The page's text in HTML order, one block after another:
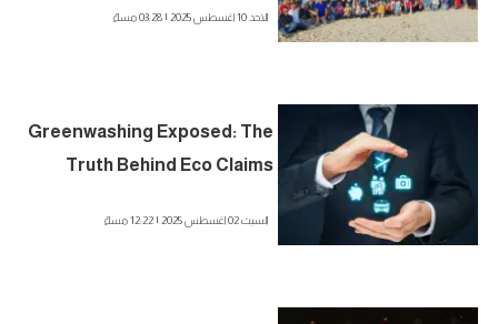
الاحد 10 اغسطس 2025 | 03:28 مساءً
Greenwashing Exposed: The
Truth Behind Eco Claims
السبت 02 اغسطس 2025 | 12:22 مساءً